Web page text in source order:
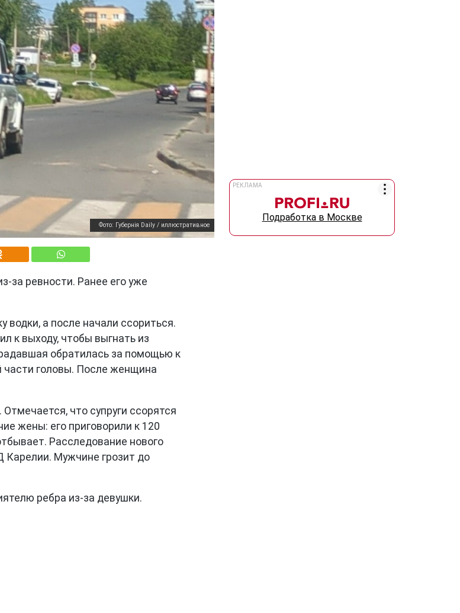
Фото: Губернiя Daily / иллюстративное
за ревности. Ранее его уже
водки, а после начали ссориться.
к выходу, чтобы выгнать из
обратилась за помощью к
части головы. После женщина
что супруги ссорятся
жены: его приговорили к 120
Расследование нового
Карелии. Мужчине грозит до
ребра из-за девушки.
РЕКЛАМА
Подработка в Москве